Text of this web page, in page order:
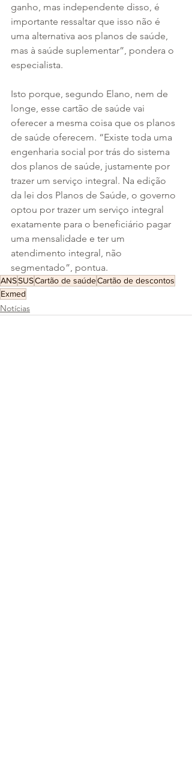
ganho, mas independente disso, é
importante ressaltar que isso não é
uma alternativa aos planos de saúde,
mas à saúde suplementar”, pondera o
especialista.
Isto porque, segundo Elano, nem de
longe, esse cartão de saúde vai
oferecer a mesma coisa que os planos
de saúde oferecem. “Existe toda uma
engenharia social por trás do sistema
dos planos de saúde, justamente por
trazer um serviço integral. Na edição
da lei dos Planos de Saúde, o governo
optou por trazer um serviço integral
exatamente para o beneficiário pagar
uma mensalidade e ter um
atendimento integral, não
segmentado”, pontua.
ANSSUSCartão de saúdeCartão de descontos
Exmed
Notícias